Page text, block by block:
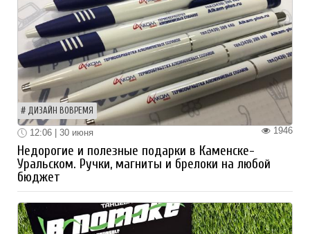
ДИЗАЙН ВОВРЕМЯ
1946
12:06 | 30 июня
Недорогие и полезные подарки в Каменске-
Уральском. Ручки, магниты и брелоки на любой
бюджет